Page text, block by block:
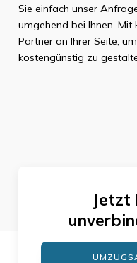
Sie einfach unser
umgehend bei Ihnen. Mit
Partner an Ihrer Seite,
kostengünstig zu
Jetzt